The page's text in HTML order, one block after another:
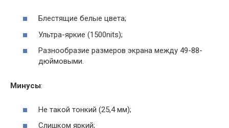
Блестящие белые цвета;
Ультра-яркие (1500nits);
Разнообразие размеров экрана между 49-88-
дюймовыми.
Минусы:
Не такой тонкий (25,4 мм);
Слишком яркий;